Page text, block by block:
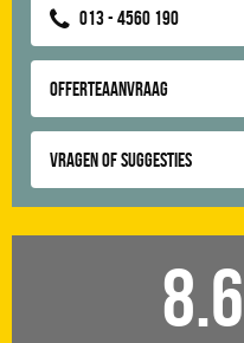
013 - 4560 190
Offerteaanvraag
Vragen of suggesties
8.6